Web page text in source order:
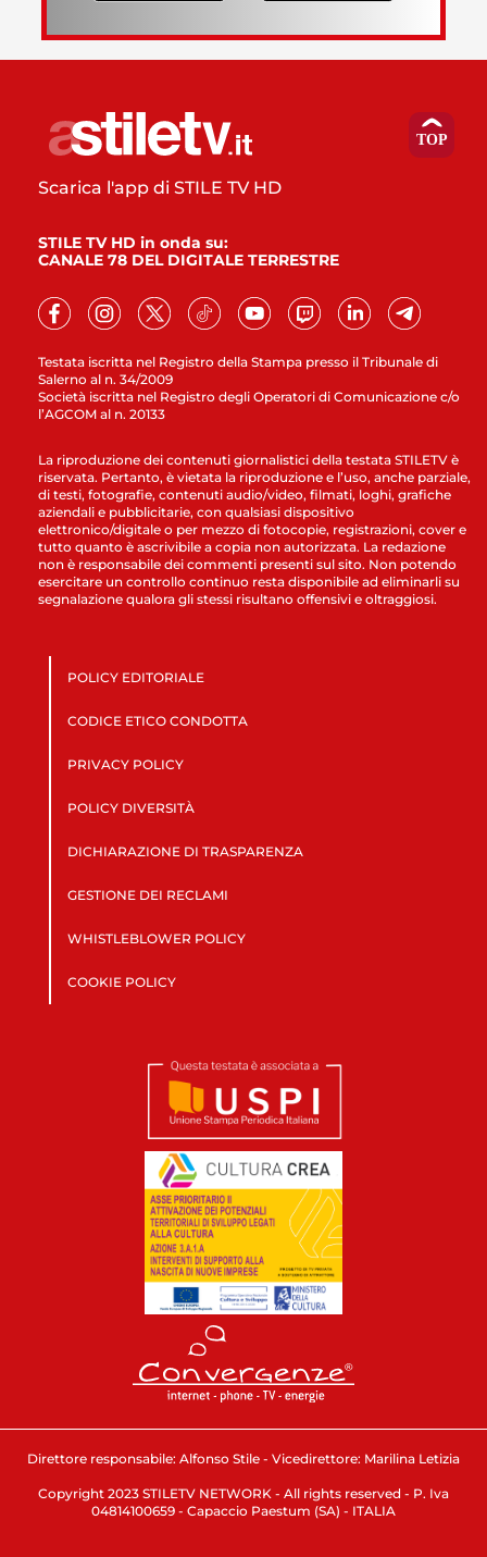
Testata iscritta nel Registro della Stampa presso il Tribunale di
Salerno al n. 34/2009
Società iscritta nel Registro degli Operatori di Comunicazione c/o
l’AGCOM al n. 20133
Scarica l'app di STILE TV HD
STILE TV HD in onda su:
CANALE 78 DEL DIGITALE TERRESTRE
La riproduzione dei contenuti giornalistici della testata STILETV è
riservata. Pertanto, è vietata la riproduzione e l’uso, anche parziale,
di testi, fotografie, contenuti audio/video, filmati, loghi, grafiche
aziendali e pubblicitarie, con qualsiasi dispositivo
elettronico/digitale o per mezzo di fotocopie, registrazioni, cover e
tutto quanto è ascrivibile a copia non autorizzata. La redazione
non è responsabile dei commenti presenti sul sito. Non potendo
esercitare un controllo continuo resta disponibile ad eliminarli su
segnalazione qualora gli stessi risultano offensivi e oltraggiosi.
POLICY EDITORIALE
CODICE ETICO CONDOTTA
PRIVACY POLICY
POLICY DIVERSITÀ
DICHIARAZIONE DI TRASPARENZA
GESTIONE DEI RECLAMI
WHISTLEBLOWER POLICY
COOKIE POLICY
Direttore responsabile: Alfonso Stile - Vicedirettore: Marilina Letizia
Copyright 2023 STILETV NETWORK - All rights reserved - P. Iva
04814100659 - Capaccio Paestum (SA) - ITALIA